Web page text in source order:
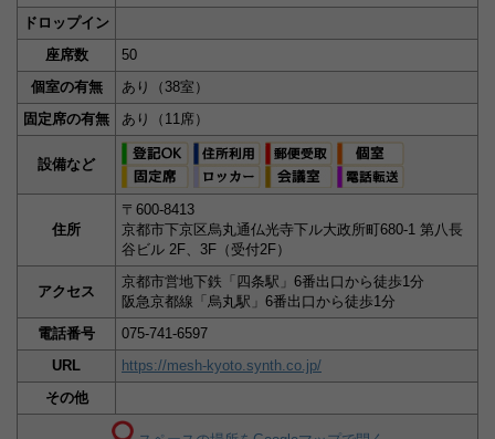
ドロップイン
座席数
50
個室の有無
あり（38室）
固定席の有無
あり（11席）
設備など
住所
〒600-8413
京都市下京区烏丸通仏光寺下ル大政所町680-1 第八長
谷ビル 2F、3F（受付2F）
アクセス
京都市営地下鉄「四条駅」6番出口から徒歩1分
阪急京都線「烏丸駅」6番出口から徒歩1分
電話番号
075-741-6597
URL
https://mesh-kyoto.synth.co.jp/
その他